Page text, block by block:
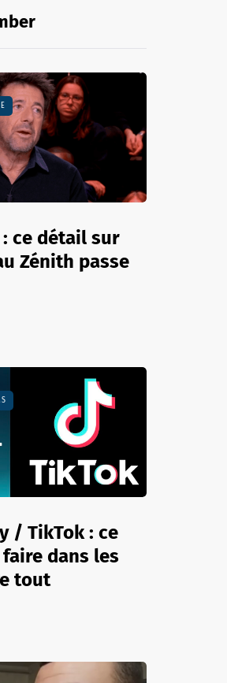
ce détail sur
Zénith passe
/ TikTok : ce
dans les
tout